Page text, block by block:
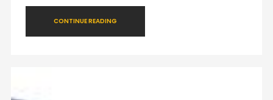
CONTINUE READING